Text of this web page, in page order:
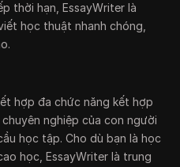
thời hạn, EssayWriter là
học thuật nhanh chóng,
hợp đa chức năng kết hợp
nghiệp của con người
học tập. Cho dù bạn là học
học, EssayWriter là trung